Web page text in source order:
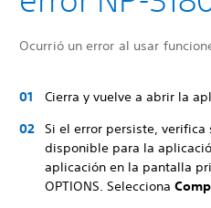
Ocurrió un error al usar
Cierra y vuelve a abrir la
Si el error persiste, verifica
disponible para la
aplicación en la pantalla
OPTIONS. Selecciona